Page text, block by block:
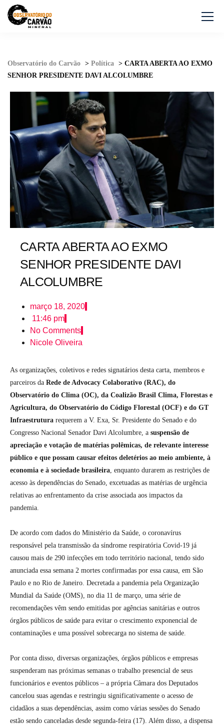
Observatório do Carvão > Política > CARTA ABERTA AO EXMO
SENHOR PRESIDENTE DAVI ALCOLUMBRE
CARTA ABERTA AO EXMO
SENHOR PRESIDENTE DAVI
ALCOLUMBRE
março 18, 2020
11:46 pm
No Comments
Nicole Oliveira
As organizações, coletivos e redes signatários desta carta, membros e
parceiros da Rede de Advocacy Colaborativo (RAC), do
Observatório do Clima (OC), da Coalizão Brasil Clima, Florestas e
Agricultura, do Observatório do Código Florestal (OCF) e do GT
Infraestrutura requerem a V. Exa, Sr. Presidente do Senado e do
Congresso Nacional Senador Davi Alcolumbre, a suspensão de
apreciação e votação de matérias polêmicas, de relevante interesse
público e que possam causar efeitos deletérios ao meio ambiente, à
economia e à sociedade brasileira , enquanto durarem as restrições de
acesso às dependências do Senado, excetuadas as matérias de urgência
relativas ao enfrentamento da crise associada aos impactos da
pandemia.
De acordo com dados do Ministério da Saúde, o coronavírus
responsável pela transmissão da síndrome respiratória Covid-19 já
causou mais de 290 infecções em todo território nacional, tendo sido
anunciada essa semana 2 mortes confirmadas por essa causa, em São
Paulo e no Rio de Janeiro. Decretada a pandemia pela Organização
Mundial da Saúde (OMS), no dia 11 de março, uma série de
recomendações vêm sendo emitidas por agências sanitárias e outros
órgãos públicos de saúde para evitar o crescimento exponencial de
contaminações e uma possível sobrecarga no sistema de saúde.
Por conta disso, diversas organizações, órgãos públicos e empresas
suspenderam nas próximas semanas o trabalho presencial de seus
funcionários e eventos públicos – a própria Câmara dos Deputados
cancelou suas agendas e restringiu significativamente o acesso de
cidadãos a suas dependências, assim como várias sessões do Senado
estão sendo canceladas desde segunda-feira (17). Além disso, a dispensa